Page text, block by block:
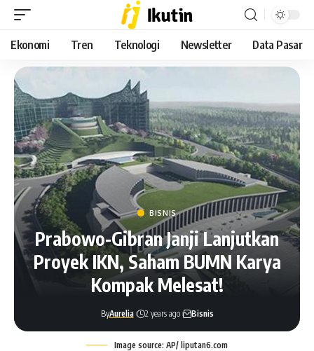
Ekonomi Tren Teknologi Newsletter Data Pasar
BISNIS
Prabowo-Gibran Janji Lanjutkan
Proyek IKN, Saham BUMN Karya
Kompak Melesat!
ByAurelia 2 years ago Bisnis
Image source: AP/ liputan6.com